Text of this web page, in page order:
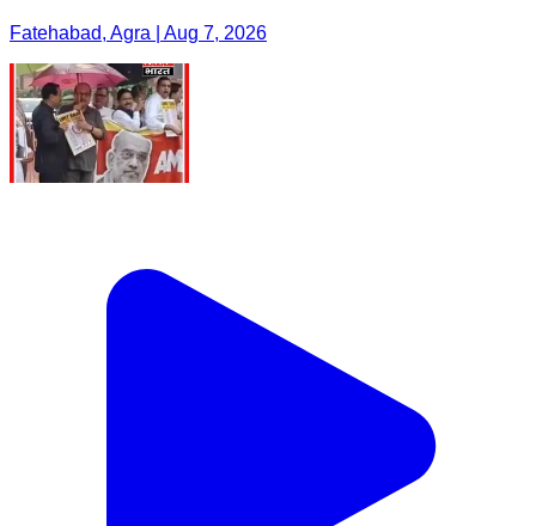
Fatehabad, Agra | Aug 7, 2026